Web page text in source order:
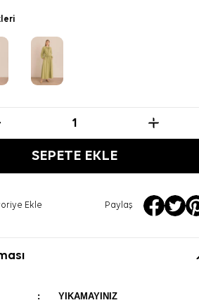
SEPETE EKLE
Ekle Paylaş
:
YIKAMAYINIZ